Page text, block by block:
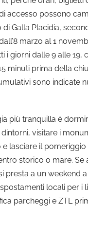
accesso possono
di Galla Placidia,
marzo al 1
i giorni dalle 9 alle 19,
minuti prima della
sono indicate
più tranquilla è
visitare i
e lasciare il pomeriggio
storico o mare. Se
presta a un weekend
locali per i
parcheggi e ZTL